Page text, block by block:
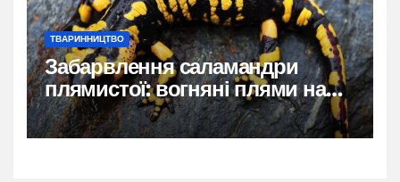
ТВАРИННИЦТВО
Забарвлення саламандри
плямистої: вогняні плями на
чорному тлі